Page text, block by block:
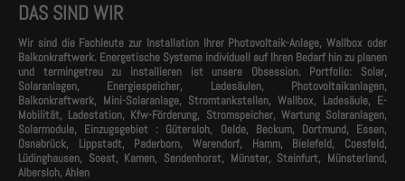
DAS SIND WIR
Wir sind die Fachleute zur Installation Ihrer Photovoltaik-Anlage, Wallbox oder
Balkonkraftwerk. Energetische Systeme individuell auf Ihren Bedarf hin zu planen
und termingetreu zu installieren ist unsere Obsession. Portfolio: Solar,
Solaranlagen, Energiespeicher, Ladesäulen, Photovoltaikanlagen,
Balkonkraftwerk, Mini-Solaranlage, Stromtankstellen, Wallbox, Ladesäule, E-
Mobilität, Ladestation, Kfw-Förderung, Stromspeicher, Wartung Solaranlagen,
Solarmodule, Einzugsgebiet : Gütersloh, Oelde, Beckum, Dortmund, Essen,
Osnabrück, Lippstadt, Paderborn, Warendorf, Hamm, Bielefeld, Coesfeld,
Lüdinghausen, Soest, Kamen, Sendenhorst, Münster, Steinfurt, Münsterland,
Albersloh, Ahlen